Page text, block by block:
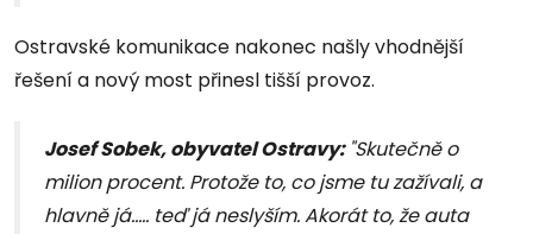
Ostravské komunikace nakonec našly vhodnější
řešení a nový most přinesl tišší provoz.
Josef Sobek,obyvatel Ostravy: "Skutečně o
milion procent. Protože to, co jsme tu zažívali, a
hlavně já..... teď já neslyším. Akorát to, že auta